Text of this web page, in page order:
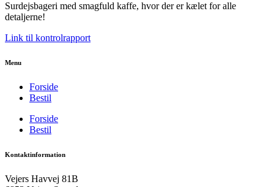
Surdejsbageri med smagfuld kaffe, hvor der er kælet for alle
detaljerne!
Link til kontrolrapport
Menu
Forside
Bestil
Forside
Bestil
Kontaktinformation
Vejers Havvej 81B